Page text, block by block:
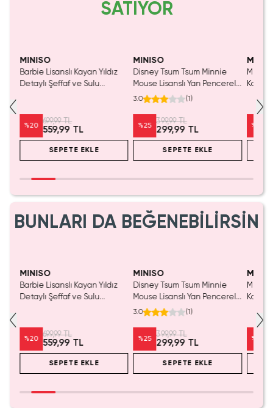
SATIYOR
MINISO
Barbie Lisanslı Kayan Yıldız
Detaylı Şeffaf ve Sulu
%20
699,99 TL
559,99 TL
SEPETE EKLE
MINISO
Disney Tsum Tsum Minnie
Mouse Lisanslı Yan Pencereli
Mini Saklama Kutusu –
3.0 (1)
%25
399,99 TL
299,99 TL
SEPETE EKLE
Miniso
%
BUNLARI DA BEĞENEBİLİRSİN
MINISO
Barbie Lisanslı Kayan Yıldız
Detaylı Şeffaf ve Sulu
%20
699,99 TL
559,99 TL
SEPETE EKLE
MINISO
Disney Tsum Tsum Minnie
Mouse Lisanslı Yan Pencereli
Mini Saklama Kutusu –
3.0 (1)
%25
399,99 TL
299,99 TL
SEPETE EKLE
Miniso
%